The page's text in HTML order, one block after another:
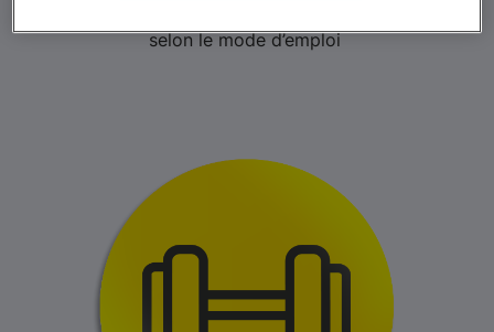
selon le mode d’emploi